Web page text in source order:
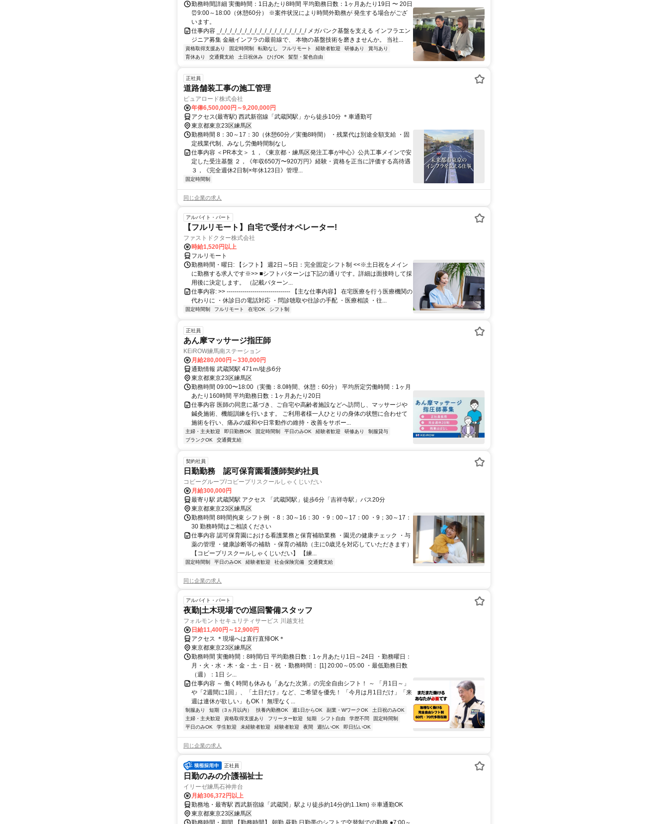
勤務時間詳細 実働時間：1日あたり8時間 平均勤務日数：1ヶ月あたり19日 〜 20日
⏰9:00～18:00（休憩60分） ※案件状況により時間外勤務が 発生する場合がござ
います。
仕事内容 _/_/_/_/_/_/_/_/_/_/_/_/_/_/_/_/_/_/ メガバンク基盤を支える インフラエン
ジニア募集 金融インフラの最前線で、 本物の基盤技術を磨きませんか。 当社...
資格取得支援あり 固定時間制 転勤なし フルリモート 経験者歓迎 研修あり
賞与あり
育休あり
交通費支給 土日祝休み ひげOK 髪型・髪色自由
正社員
道路舗装工事の施工管理
ピュアロード株式会社
年俸6,500,000円～9,200,000円
アクセス(最寄駅) 西武新宿線「武蔵関駅」から徒歩10分 ＊車通勤可
東京都東京23区練馬区
勤務時間 8：30～17：30（休憩60分／実働8時間） ・残業代は別途全額支給 ・固
定残業代制、みなし労働時間制なし
仕事内容 ＜PR本文＞ １，《東京都・練馬区発注工事が中心》公共工事メインで安
定した受注基盤 ２，《年収650万〜920万円》経験・資格を正当に評価する高待遇
３，《完全週休2日制×年休123日》管理...
固定時間制
同じ企業の求人
アルバイト・パート
【フルリモート】自宅で受付オペレーター!
ファストドクター株式会社
時給1,520円以上
フルリモート
勤務時間・曜日: 【シフト】 週2日～5日：完全固定シフト制 <<※土日祝をメイン
に勤務する求人です※>> ■シフトパターンは下記の通りです。詳細は面接時して採
用後に決定します。 （記載パターン...
仕事内容: >> -------------------------------- 【主な仕事内容】 在宅医療を行う医療機関の
代わりに ・休診日の電話対応 ・問診聴取や往診の手配 ・医療相談 ・往...
固定時間制 フルリモート 在宅OK シフト制
正社員
あん摩マッサージ指圧師
KEiROW練馬南ステーション
月給280,000円～330,000円
通勤情報 武蔵関駅 471ｍ/徒歩6分
東京都東京23区練馬区
勤務時間 09:00〜18:00（実働：8.0時間、休憩：60分） 平均所定労働時間：1ヶ月
あたり160時間 平均勤務日数：1ヶ月あたり20日
仕事内容 医師の同意に基づき、ご自宅や高齢者施設などへ訪問し、マッサージや
鍼灸施術、機能訓練を行います。 ご利用者様一人ひとりの身体の状態に合わせて
施術を行い、痛みの緩和や日常動作の維持・改善をサポー...
主婦・主夫歓迎 即日勤務OK 固定時間制 平日のみOK 経験者歓迎 研修あり
制服貸与
ブランクOK
交通費支給
契約社員
日勤勤務 認可保育園看護師契約社員
コビーグループ/コビープリスクールしゃくじいだい
月給300,000円
最寄り駅 武蔵関駅 アクセス 「武蔵関駅」徒歩6分「吉祥寺駅」バス20分
東京都東京23区練馬区
勤務時間 8時間拘束 シフト例 ・8：30～16：30 ・9：00～17：00 ・9；30～17：
30 勤務時間はご相談ください
仕事内容 認可保育園における看護業務と保育補助業務 ・園児の健康チェック ・与
薬の管理 ・健康診断等の補助 ・保育の補助（主に0歳児を対応していただきます）
【コビープリスクールしゃくじいだい】 【練...
固定時間制 平日のみOK 経験者歓迎 社会保険完備 交通費支給
同じ企業の求人
アルバイト・パート
夜勤|土木現場での巡回警備スタッフ
フォルモントセキュリティサービス 川越支社
日給11,400円～12,900円
アクセス ＊現場へは直行直帰OK＊
東京都東京23区練馬区
勤務時間 実働時間：8時間/日 平均勤務日数：1ヶ月あたり1日～24日 ・勤務曜日：
月・火・水・木・金・土・日・祝 ・勤務時間： [1] 20:00～05:00 ・最低勤務日数
（週）：1日 シ...
仕事内容 ～ 働く時間も休みも「あなた次第」の完全自由シフト！ ～ 「月1日～」
や「2週間に1回」、「土日だけ」など、ご希望を優先！ 「今月は月1日だけ」「来
週は連休が欲しい」もOK！ 無理なく...
制服あり 短期（3ヵ月以内） 扶養内勤務OK 週1日からOK 副業・WワークOK
土日祝のみOK
主婦・主夫歓迎
資格取得支援あり フリーター歓迎 短期 シフト自由 学歴不問
固定時間制
平日のみOK
学生歓迎 未経験者歓迎 経験者歓迎 夜間 週払いOK 即日払いOK
同じ企業の求人
正社員
日勤のみの介護福祉士
イリーゼ練馬石神井台
月給306,372円以上
勤務地・最寄駅 西武新宿線「武蔵関」駅より徒歩約14分(約1.1km) ※車通勤OK
東京都東京23区練馬区
勤務時間・期間 【勤務時間】 朝勤 昼勤 日勤帯のシフトで交替制での勤務 ●7:00～